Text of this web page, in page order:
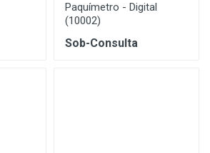
Paquímetro - Digital
(10002)
Sob-Consulta